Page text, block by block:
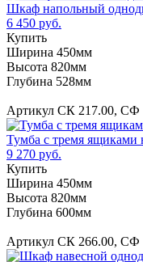
Шкаф напольный
6 450 руб.
Купить
Ширина 450мм
Высота 820мм
Глубина 528мм
Артикул СК 217.00, СФ
Тумба с тремя ящиками
9 270 руб.
Купить
Ширина 450мм
Высота 820мм
Глубина 600мм
Артикул СК 266.00, СФ